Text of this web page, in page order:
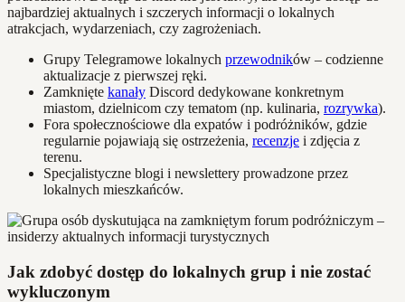
najbardziej aktualnych i szczerych informacji o lokalnych
atrakcjach, wydarzeniach, czy zagrożeniach.
Grupy Telegramowe lokalnych przewodników – codzienne
aktualizacje z pierwszej ręki.
Zamknięte kanały Discord dedykowane konkretnym
miastom, dzielnicom czy tematom (np. kulinaria, rozrywka).
Fora społecznościowe dla expatów i podróżników, gdzie
regularnie pojawiają się ostrzeżenia, recenzje i zdjęcia z
terenu.
Specjalistyczne blogi i newslettery prowadzone przez
lokalnych mieszkańców.
Jak zdobyć dostęp do lokalnych grup i nie zostać
wykluczonym